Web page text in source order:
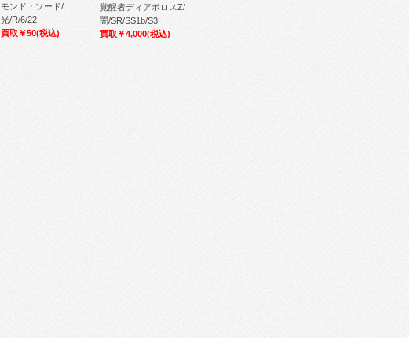
モンド・ソード/
光/R/6/22
買取￥50(税込)
覚醒者ディアボロスZ/
闇/SR/SS1b/S3
買取￥4,000(税込)